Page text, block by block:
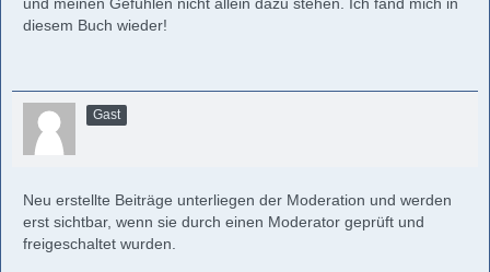
diesem Buch wieder!
Gast
Neu erstellte Beiträge unterliegen der Moderation und werden
erst sichtbar, wenn sie durch einen Moderator geprüft und
freigeschaltet wurden.